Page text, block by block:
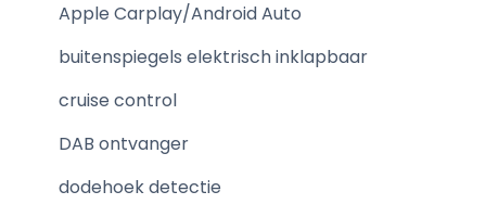
Apple Carplay/Android Auto
buitenspiegels elektrisch inklapbaar
cruise control
DAB ontvanger
dodehoek detectie